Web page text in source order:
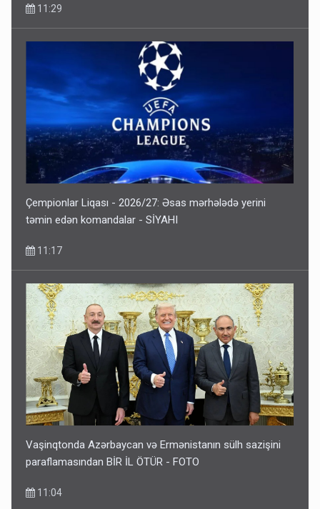
11:29
Çempionlar Liqası - 2026/27: Əsas mərhələdə yerini
təmin edən komandalar - SİYAHI
11:17
Vaşinqtonda Azərbaycan və Ermənistanın sülh sazişini
paraflamasından BİR İL ÖTÜR - FOTO
11:04